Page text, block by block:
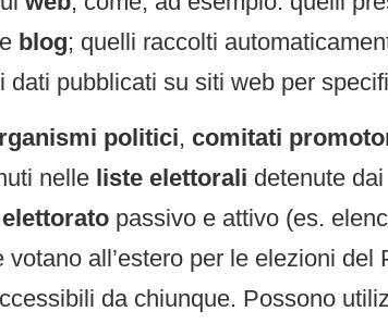
e blog; quelli raccolti
dati pubblicati su siti web per
politici, comitati
nelle liste elettorali detenute
elettorato passivo e attivo (es.
votano all’estero per le elezioni
da chiunque. Possono